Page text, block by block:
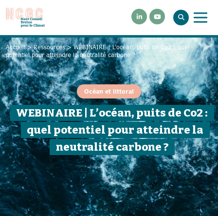
Océan et littoral
WEBINAIRE | L’océan, puits de Co2 :
quel potentiel pour atteindre la
neutralité carbone ?
Accueil>Ressources>WEBINAIRE | L’océan, puits de Co2 : quel
potentiel pour atteindre la neutralité carbone ?